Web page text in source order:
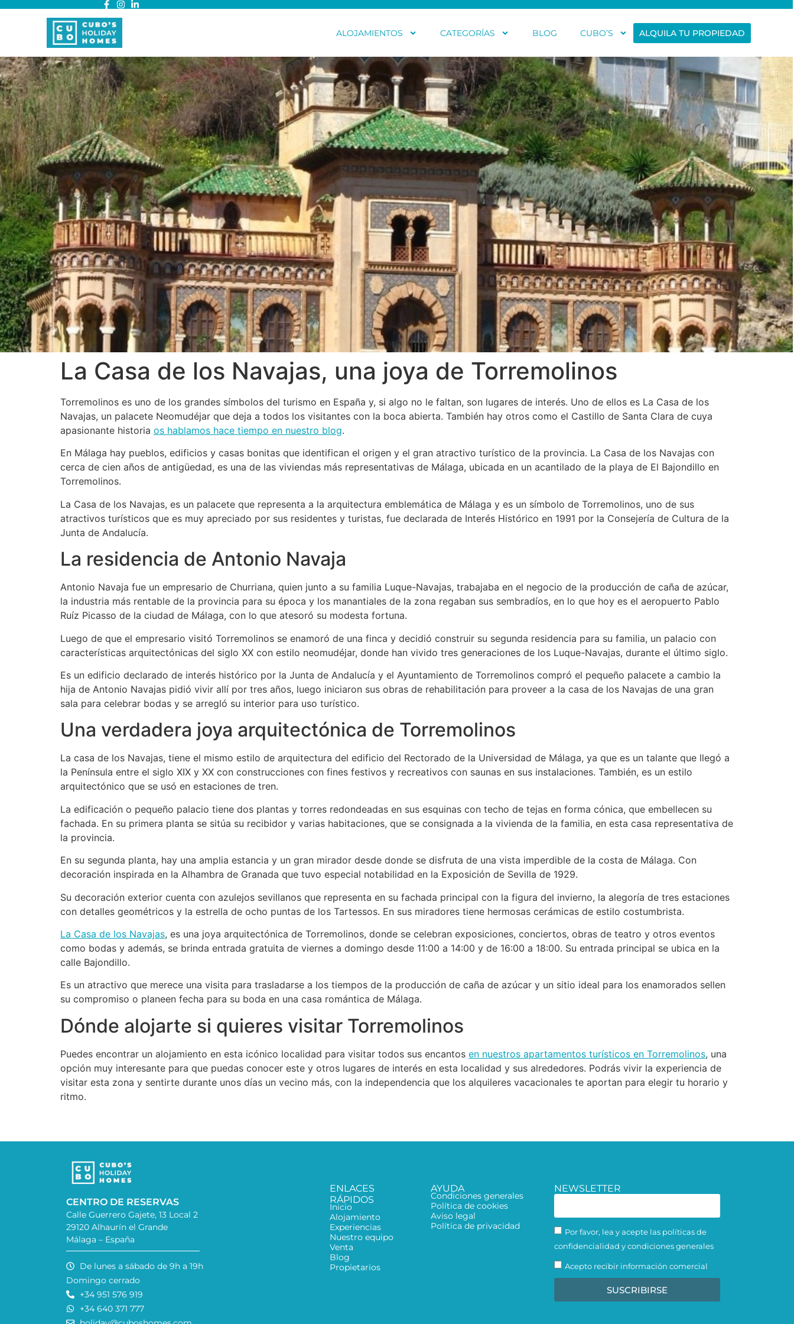
ALQUILA TU PROPIEDAD
ALOJAMIENTOS CATEGORÍAS BLOG CUBO’S
La Casa de los Navajas, una joya de Torremolinos
Torremolinos es uno de los grandes símbolos del turismo en España y, si algo no le faltan, son lugares de interés. Uno de ellos es La Casa de los
Navajas, un palacete Neomudéjar que deja a todos los visitantes con la boca abierta. También hay otros como el Castillo de Santa Clara de cuya
apasionante historia os hablamos hace tiempo en nuestro blog.
En Málaga hay pueblos, edificios y casas bonitas que identifican el origen y el gran atractivo turístico de la provincia. La Casa de los Navajas con
cerca de cien años de antigüedad, es una de las viviendas más representativas de Málaga, ubicada en un acantilado de la playa de El Bajondillo en
Torremolinos.
La Casa de los Navajas, es un palacete que representa a la arquitectura emblemática de Málaga y es un símbolo de Torremolinos, uno de sus
atractivos turísticos que es muy apreciado por sus residentes y turistas, fue declarada de Interés Histórico en 1991 por la Consejería de Cultura de la
Junta de Andalucía.
La residencia de Antonio Navaja
Antonio Navaja fue un empresario de Churriana, quien junto a su familia Luque-Navajas, trabajaba en el negocio de la producción de caña de azúcar,
la industria más rentable de la provincia para su época y los manantiales de la zona regaban sus sembradíos, en lo que hoy es el aeropuerto Pablo
Ruíz Picasso de la ciudad de Málaga, con lo que atesoró su modesta fortuna.
Luego de que el empresario visitó Torremolinos se enamoró de una finca y decidió construir su segunda residencia para su familia, un palacio con
características arquitectónicas del siglo XX con estilo neomudéjar, donde han vivido tres generaciones de los Luque-Navajas, durante el último siglo.
Es un edificio declarado de interés histórico por la Junta de Andalucía y el Ayuntamiento de Torremolinos compró el pequeño palacete a cambio la
hija de Antonio Navajas pidió vivir allí por tres años, luego iniciaron sus obras de rehabilitación para proveer a la casa de los Navajas de una gran
sala para celebrar bodas y se arregló su interior para uso turístico.
Una verdadera joya arquitectónica de Torremolinos
La casa de los Navajas, tiene el mismo estilo de arquitectura del edificio del Rectorado de la Universidad de Málaga, ya que es un talante que llegó a
la Península entre el siglo XIX y XX con construcciones con fines festivos y recreativos con saunas en sus instalaciones. También, es un estilo
arquitectónico que se usó en estaciones de tren.
La edificación o pequeño palacio tiene dos plantas y torres redondeadas en sus esquinas con techo de tejas en forma cónica, que embellecen su
fachada. En su primera planta se sitúa su recibidor y varias habitaciones, que se consignada a la vivienda de la familia, en esta casa representativa de
la provincia.
En su segunda planta, hay una amplia estancia y un gran mirador desde donde se disfruta de una vista imperdible de la costa de Málaga. Con
decoración inspirada en la Alhambra de Granada que tuvo especial notabilidad en la Exposición de Sevilla de 1929.
Su decoración exterior cuenta con azulejos sevillanos que representa en su fachada principal con la figura del invierno, la alegoría de tres estaciones
con detalles geométricos y la estrella de ocho puntas de los Tartessos. En sus miradores tiene hermosas cerámicas de estilo costumbrista.
La Casa de los Navajas, es una joya arquitectónica de Torremolinos, donde se celebran exposiciones, conciertos, obras de teatro y otros eventos
como bodas y además, se brinda entrada gratuita de viernes a domingo desde 11:00 a 14:00 y de 16:00 a 18:00. Su entrada principal se ubica en la
calle Bajondillo.
Es un atractivo que merece una visita para trasladarse a los tiempos de la producción de caña de azúcar y un sitio ideal para los enamorados sellen
su compromiso o planeen fecha para su boda en una casa romántica de Málaga.
Dónde alojarte si quieres visitar Torremolinos
Puedes encontrar un alojamiento en esta icónico localidad para visitar todos sus encantos en nuestros apartamentos turísticos en Torremolinos, una
opción muy interesante para que puedas conocer este y otros lugares de interés en esta localidad y sus alrededores. Podrás vivir la experiencia de
visitar esta zona y sentirte durante unos días un vecino más, con la independencia que los alquileres vacacionales te aportan para elegir tu horario y
ritmo.
CENTRO DE RESERVAS
Calle Guerrero Gajete, 13 Local 2
29120 Alhaurín el Grande
Málaga – España
De lunes a sábado de 9h a 19h
Domingo cerrado
+34 951 576 919
+34 640 371 777
ENLACES
RÁPIDOS
Inicio
Alojamiento
Experiencias
Nuestro equipo
Venta
Blog
Propietarios
AYUDA
Condiciones generales
Política de cookies
Aviso legal
Política de privacidad
NEWSLETTER
Por favor, lea y acepte las políticas de
confidencialidad y condiciones generales
Acepto recibir información comercial
SUSCRIBIRSE